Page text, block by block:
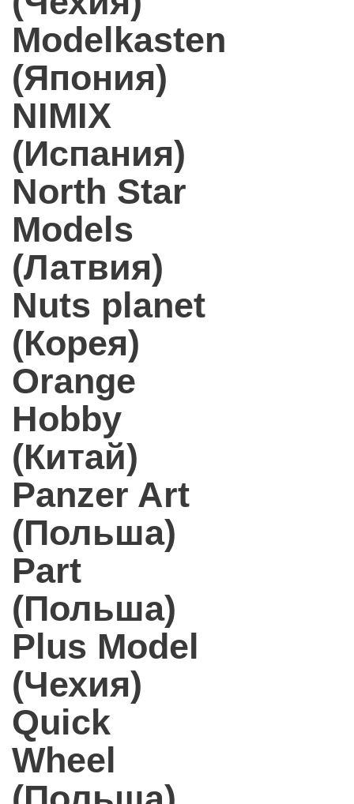
Modelkasten
(Япония)
NIMIX
(Испания)
North Star
Models
(Латвия)
Nuts planet
(Корея)
Orange
Hobby
(Китай)
Panzer Art
(Польша)
Part
(Польша)
Plus Model
(Чехия)
Quick
Wheel